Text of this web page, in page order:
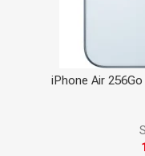
iPhone Air